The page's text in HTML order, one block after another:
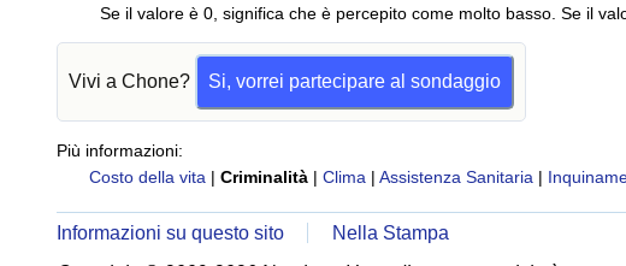
Se il valore è 0, significa che è percepito come molto basso. Se il
Vivi a Chone? Si, vorrei partecipare al sondaggio
Più informazioni:
Costo della vita | Criminalità | Clima | Assistenza Sanitaria |
Informazioni su questo sito
Nella Stampa